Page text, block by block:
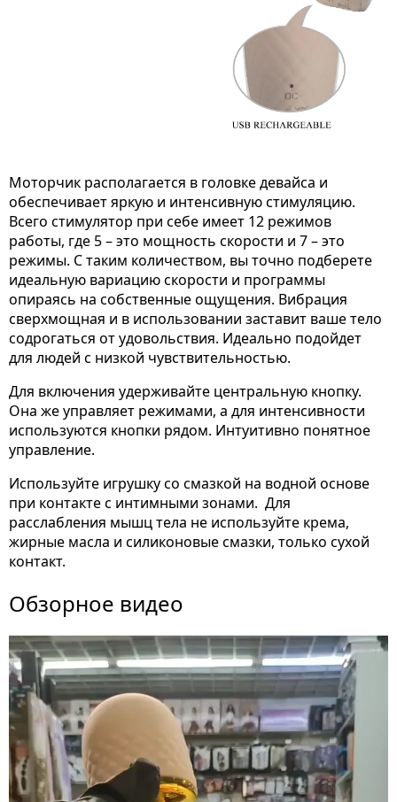
Моторчик располагается в головке девайса и
обеспечивает яркую и интенсивную стимуляцию.
Всего стимулятор при себе имеет 12 режимов
работы, где 5 – это мощность скорости и 7 – это
режимы. С таким количеством, вы точно подберете
идеальную вариацию скорости и программы
опираясь на собственные ощущения. Вибрация
сверхмощная и в использовании заставит ваше тело
содрогаться от удовольствия. Идеально подойдет
для людей с низкой чувствительностью.
Для включения удерживайте центральную кнопку.
Она же управляет режимами, а для интенсивности
используются кнопки рядом. Интуитивно понятное
управление.
Используйте игрушку со смазкой на водной основе
при контакте с интимными зонами. Для
расслабления мышц тела не используйте крема,
жирные масла и силиконовые смазки, только сухой
контакт.
Обзорное видео